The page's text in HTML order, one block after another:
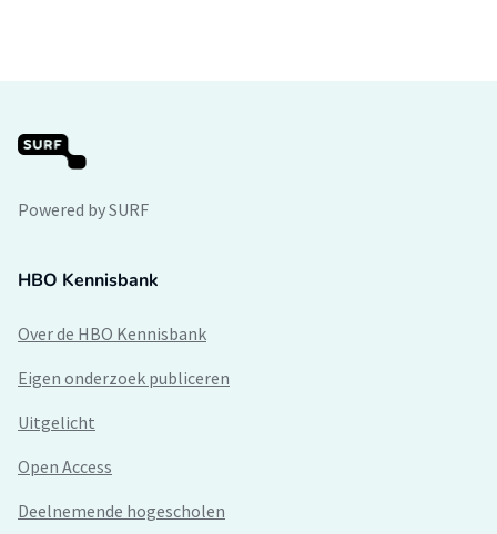
Powered by SURF
HBO Kennisbank
Over de HBO Kennisbank
Eigen onderzoek publiceren
Uitgelicht
Open Access
Deelnemende hogescholen